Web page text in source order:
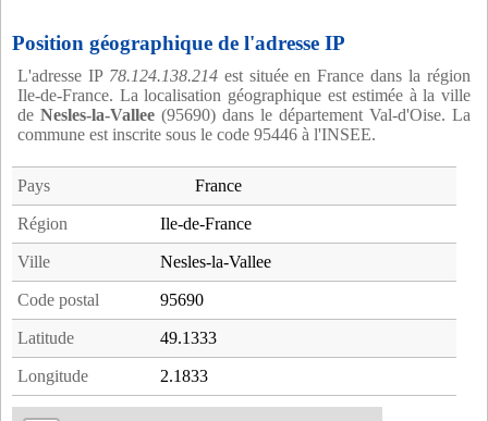
Position géographique de l'adresse IP
L'adresse IP 78.124.138.214est située en France dans la région
Ile-de-France. La localisation géographique est estimée à la ville
de Nesles-la-Vallee (95690) dans le département Val-d'Oise. La
commune est inscrite sous le code 95446 à l'INSEE.
Pays France
Région Ile-de-France
Ville Nesles-la-Vallee
Code postal 95690
Latitude 49.1333
Longitude 2.1833